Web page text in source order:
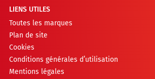
LIENS UTILES
Toutes les marques
Plan de site
Cookies
Conditions générales d’utilisation
Mentions légales